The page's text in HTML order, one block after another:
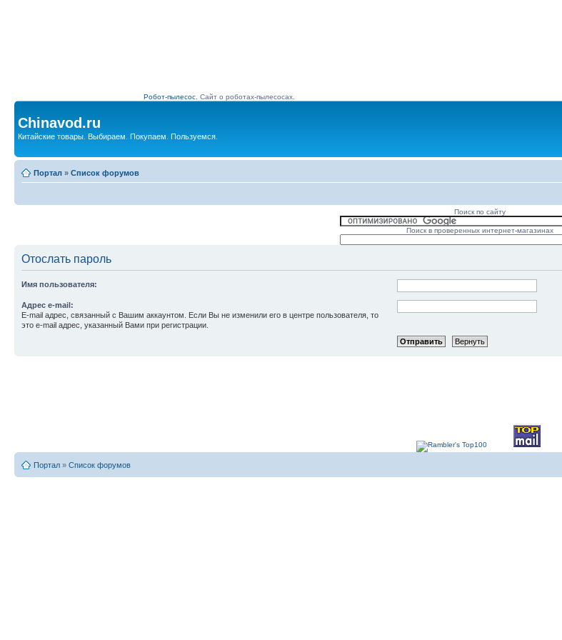
Робот-пылесос. Сайт о роботах-пылесосах.
Chinavod.ru
Китайские товары. Выбираем. Покупаем. Пользуемся.
Портал » Список форумов
Поиск по сайту
Поиск в проверенных интернет-магазинах
Отослать пароль
Имя пользователя:
Адрес e-mail:
E-mail адрес, связанный с Вашим аккаунтом. Если Вы не изменили его в центре пользователя, то
это e-mail адрес, указанный Вами при регистрации.
Портал » Список форумов